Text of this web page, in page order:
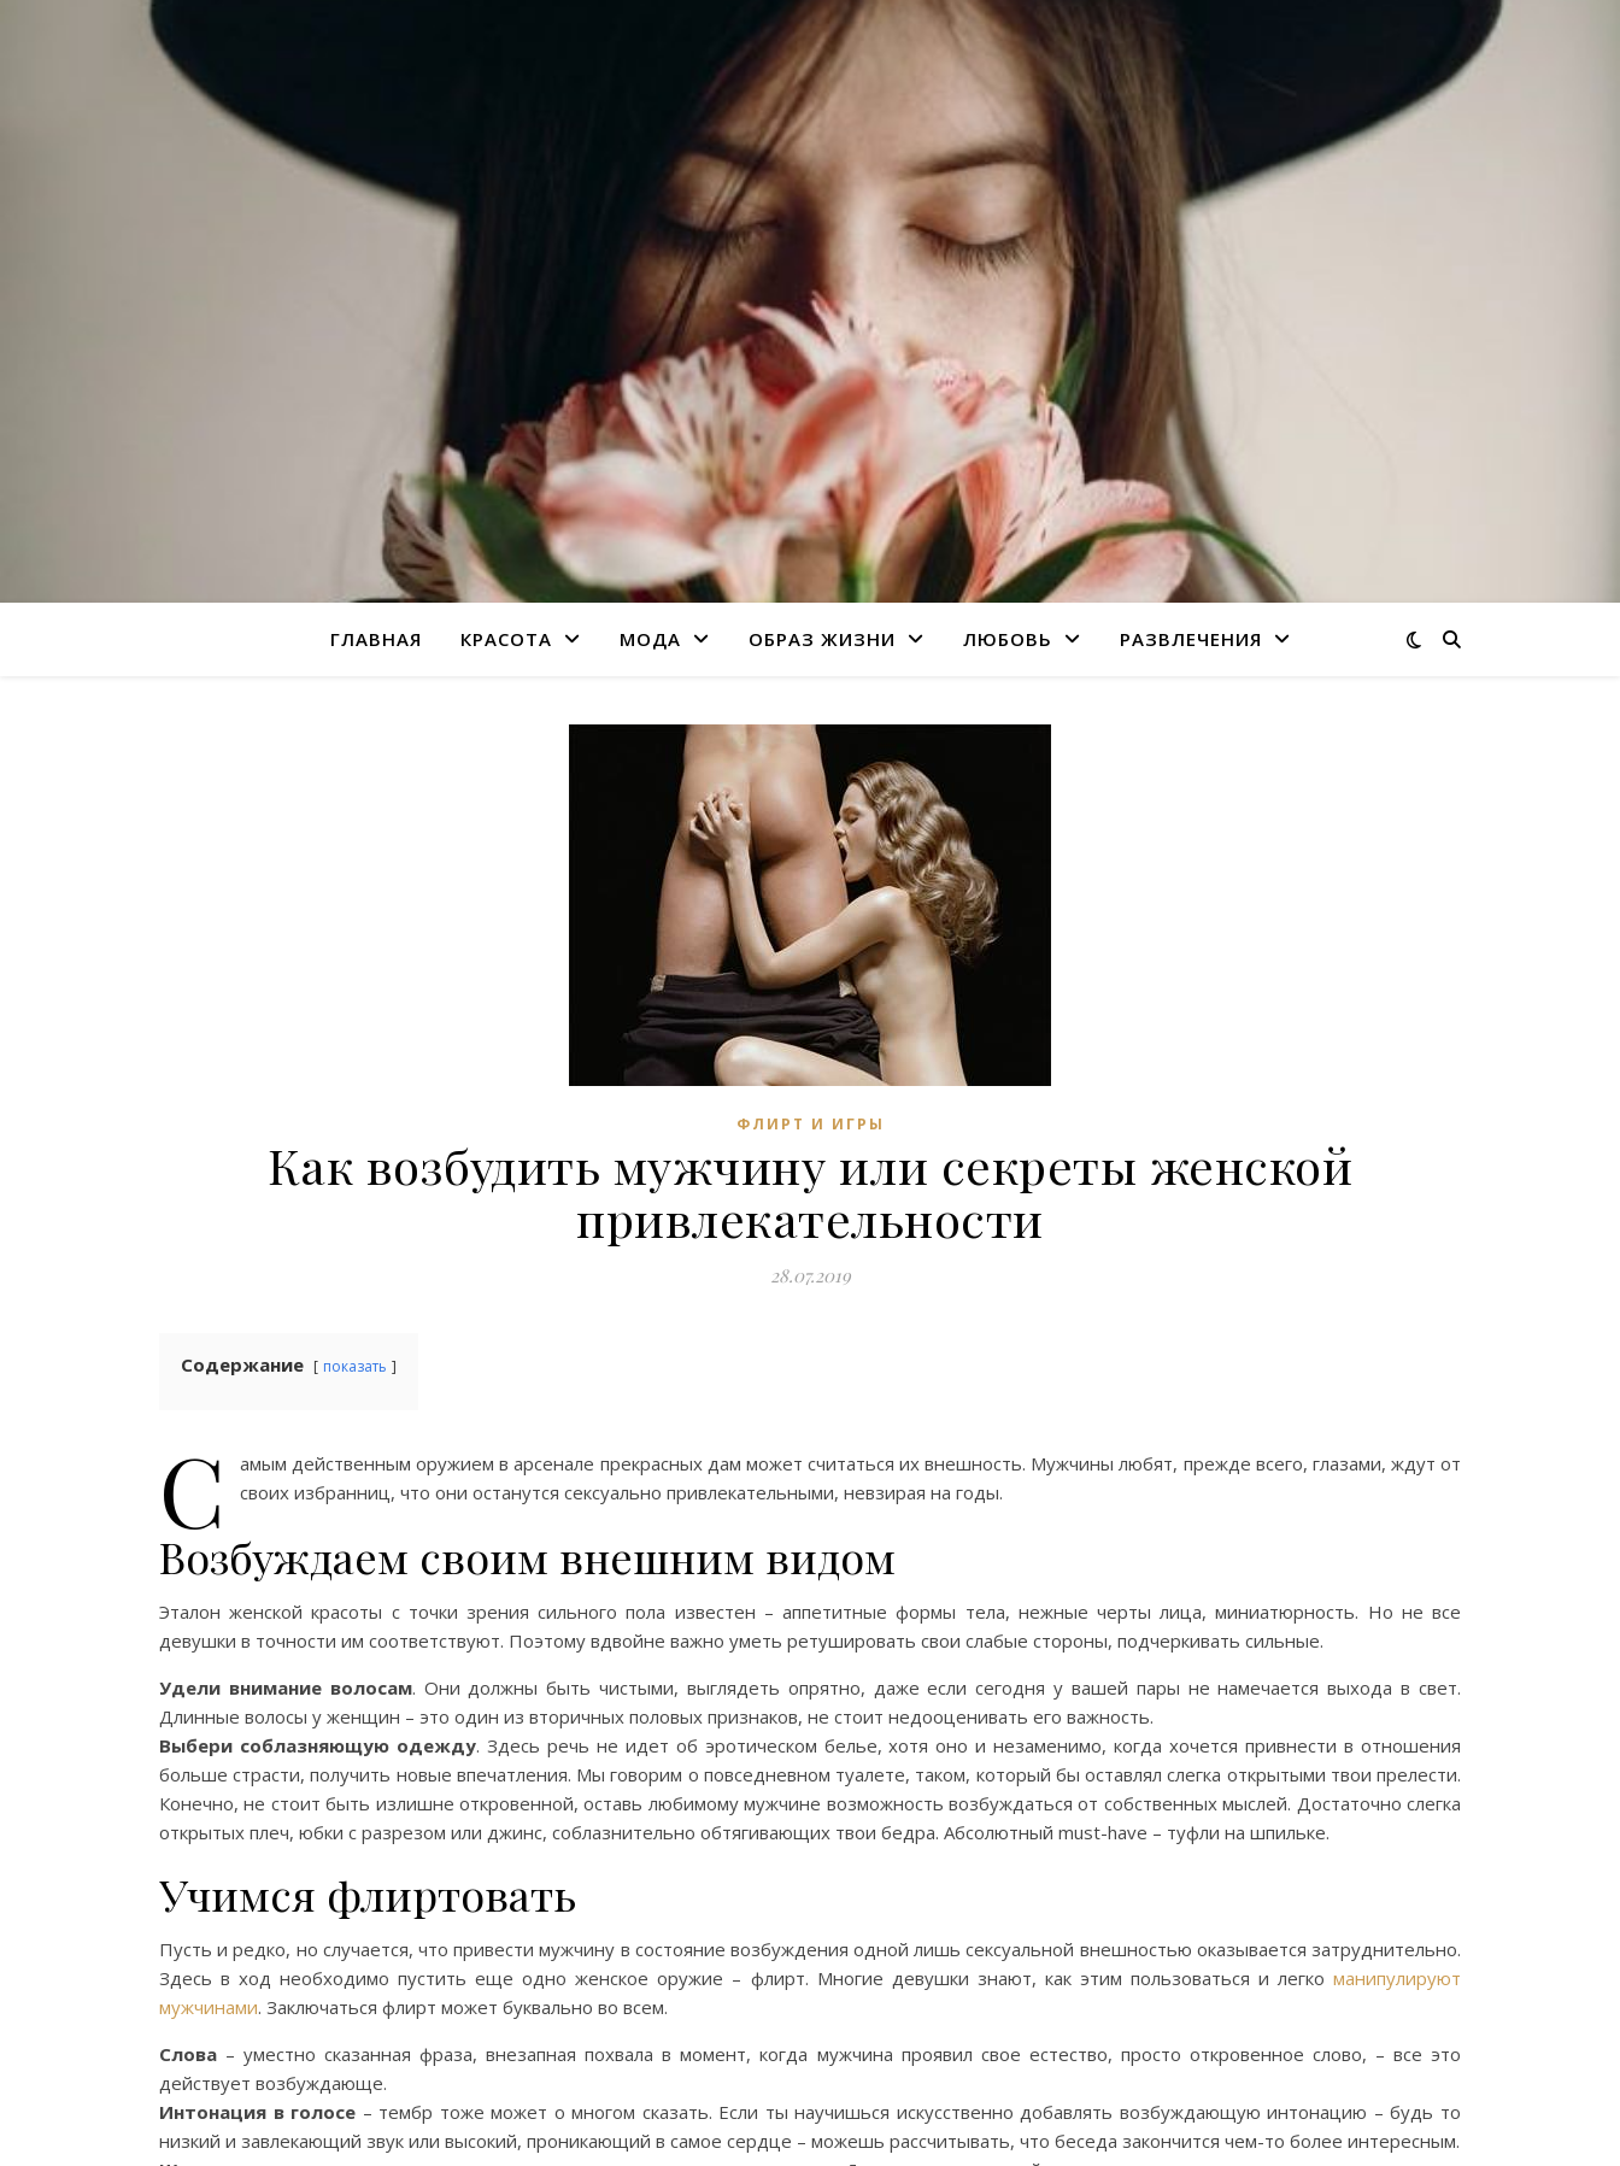
ГЛАВНАЯ КРАСОТА МОДА ОБРАЗ ЖИЗНИ ЛЮБОВЬ РАЗВЛЕЧЕНИЯ
ФЛИРТ И ИГРЫ
Как возбудить мужчину или секреты женской
привлекательности
28.07.2019
Содержание показать
С
амым действенным оружием в арсенале прекрасных дам может считаться их внешность. Мужчины любят, прежде всего, глазами, ждут от
своих избранниц, что они останутся сексуально привлекательными, невзирая на годы.
Возбуждаем своим внешним видом
Эталон женской красоты с точки зрения сильного пола известен – аппетитные формы тела, нежные черты лица, миниатюрность. Но не все
девушки в точности им соответствуют. Поэтому вдвойне важно уметь ретушировать свои слабые стороны, подчеркивать сильные.
Удели внимание волосам. Они должны быть чистыми, выглядеть опрятно, даже если сегодня у вашей пары не намечается выхода в свет.
Длинные волосы у женщин – это один из вторичных половых признаков, не стоит недооценивать его важность.
Выбери соблазняющую одежду. Здесь речь не идет об эротическом белье, хотя оно и незаменимо, когда хочется привнести в отношения
больше страсти, получить новые впечатления. Мы говорим о повседневном туалете, таком, который бы оставлял слегка открытыми твои прелести.
Конечно, не стоит быть излишне откровенной, оставь любимому мужчине возможность возбуждаться от собственных мыслей. Достаточно слегка
открытых плеч, юбки с разрезом или джинс, соблазнительно обтягивающих твои бедра. Абсолютный must-have – туфли на шпильке.
Учимся флиртовать
Пусть и редко, но случается, что привести мужчину в состояние возбуждения одной лишь сексуальной внешностью оказывается затруднительно.
Здесь в ход необходимо пустить еще одно женское оружие – флирт. Многие девушки знают, как этим пользоваться и легко манипулируют
мужчинами. Заключаться флирт может буквально во всем.
Слова – уместно сказанная фраза, внезапная похвала в момент, когда мужчина проявил свое естество, просто откровенное слово, – все это
действует возбуждающе.
Интонация в голосе – тембр тоже может о многом сказать. Если ты научишься искусственно добавлять возбуждающую интонацию – будь то
низкий и завлекающий звук или высокий, проникающий в самое сердце – можешь рассчитывать, что беседа закончится чем-то более интересным.